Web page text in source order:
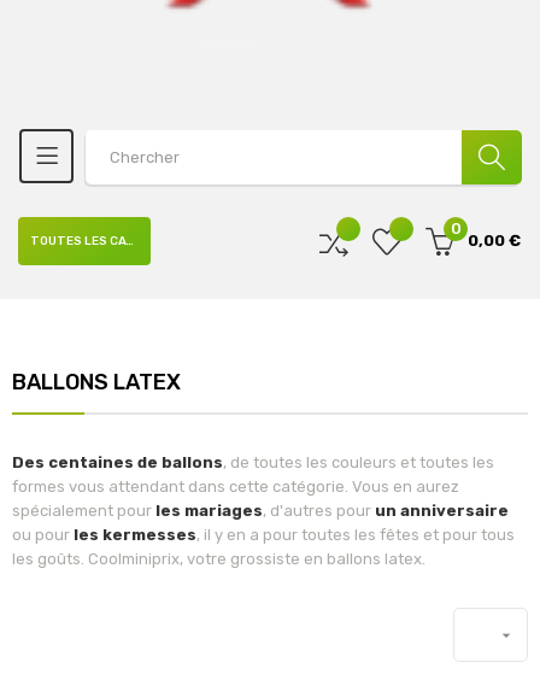
0
0,00 €
TOUTES LES CATÉGORIES
BALLONS LATEX
Des centaines de ballons, de toutes les couleurs et toutes les
formes vous attendant dans cette catégorie. Vous en aurez
spécialement pour les mariages, d'autres pour un anniversaire
ou pour les kermesses, il y en a pour toutes les fêtes et pour tous
les goûts. Coolminiprix, votre grossiste en ballons latex.
